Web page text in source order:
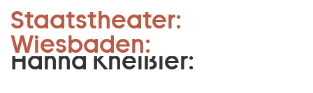
Zum Hauptinhalt springen
Zum Footer springen
Staatstheater:
Wiesbaden:
Dramaturgie
Musiktheater:
Hanna Kneißler: